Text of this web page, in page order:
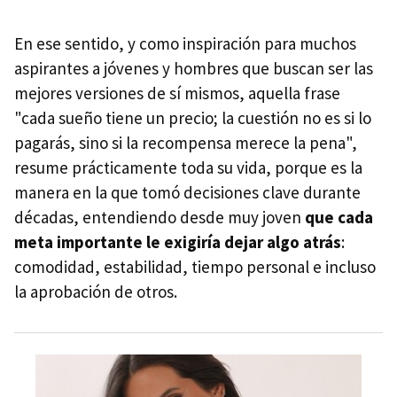
En ese sentido, y como inspiración para muchos
aspirantes a jóvenes y hombres que buscan ser las
mejores versiones de sí mismos, aquella frase
"cada sueño tiene un precio; la cuestión no es si lo
pagarás, sino si la recompensa merece la pena",
resume prácticamente toda su vida, porque es la
manera en la que tomó decisiones clave durante
décadas, entendiendo desde muy joven que cada
meta importante le exigiría dejar algo atrás:
comodidad, estabilidad, tiempo personal e incluso
la aprobación de otros.